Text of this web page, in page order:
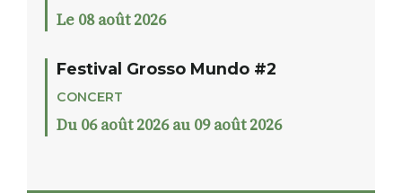
Le 08 août 2026
Festival Grosso Mundo #2
CONCERT
Du 06 août 2026 au 09 août 2026